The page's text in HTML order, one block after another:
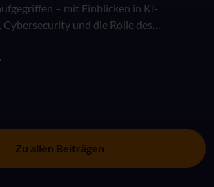
– mit Einblicken in KI-
und die Rolle des
Zu allen Beiträgen